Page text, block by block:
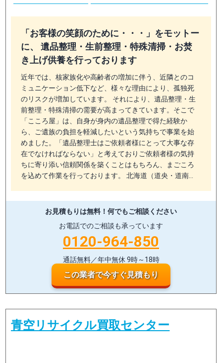
「お客様の笑顔のために・・・」をモットー
に、 遺品整理・生前整理・特殊清掃・お焚
き上げ供養を行っております
近年では、核家族化や高齢者の増加に伴う、近隣とのコ
ミュニケーション低下など、様々な理由により、孤独死
のリスクが増加しています。 それにより、遺品整理・生
前整理・特殊清掃の需要が高まってきています。そこで
「こころ屋」は、自身が身内の遺品整理で得た経験か
ら、ご遺族の負担を軽減したいという気持ちで事業を始
めました。「遺品整理士はご依頼者様にとって大事な存
在でなければならない」と考えておりご依頼者様の気持
ちに寄り添い信頼関係を築くことはもちろん、まごころ
を込めて作業を行っております。 北海道（道央・道南…
お見積もりは無料！ 何でもご相談ください
お電話でのご相談も承っています
0120-964-850
通話無料／年中無休 9時～18時
この業者で今すぐ見積もり
青空リサイクル買取センター